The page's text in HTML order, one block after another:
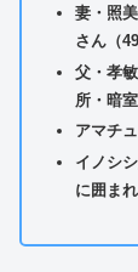
妻・照
さん（
父・孝
所・暗
アマチ
イノシ
に囲ま